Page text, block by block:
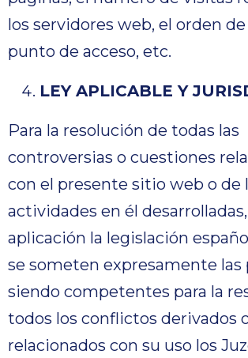
los servidores web, el orden
punto de acceso, etc.
LEY APLICABLE Y
Para la resolución de todas las
controversias o cuestiones
con el presente sitio web o de
actividades en él
aplicación la legislación
se someten expresamente las
siendo competentes para la
todos los conflictos derivados
relacionados con su uso los